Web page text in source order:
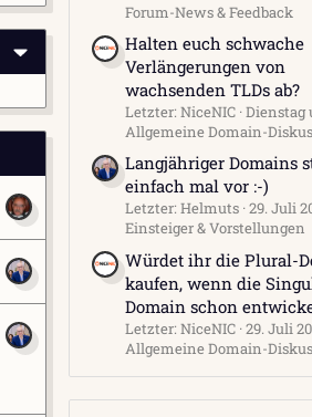
Forum-News & Feedback
Halten euch schwache
Verlängerungen von
wachsenden TLDs ab?
Letzter: NiceNIC Dienstag
Allgemeine Domain-
Langjähriger Domains
einfach mal vor :-)
Letzter: Helmuts 29. Juli
Einsteiger & Vorstellungen
Würdet ihr die Plural-
kaufen, wenn die
Domain schon
Letzter: NiceNIC 29. Juli
Allgemeine Domain-